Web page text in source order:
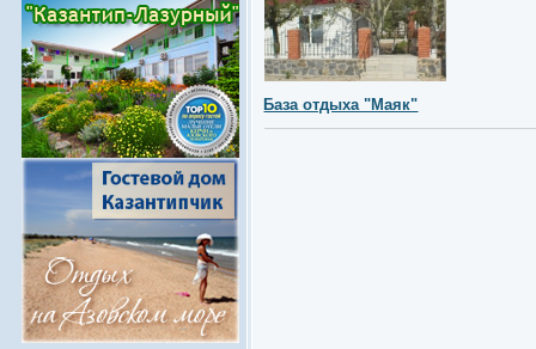
База отдыха "Маяк"